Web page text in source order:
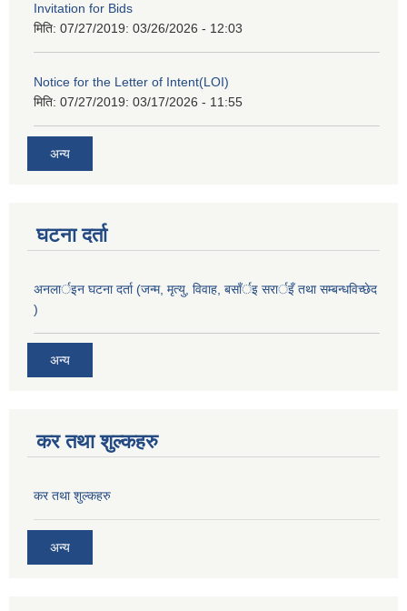
Invitation for Bids
मिति: 07/27/2019: 03/26/2026 - 12:03
Notice for the Letter of Intent(LOI)
मिति: 07/27/2019: 03/17/2026 - 11:55
अन्य
घटना दर्ता
अनलार्इन घटना दर्ता (जन्म, मृत्यु, विवाह, बसाँर्इ सरार्इँ तथा सम्बन्धविच्छेद
)
अन्य
कर तथा शुल्कहरु
कर तथा शुल्कहरु
अन्य